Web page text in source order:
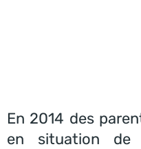
En 2014 des
en situation de